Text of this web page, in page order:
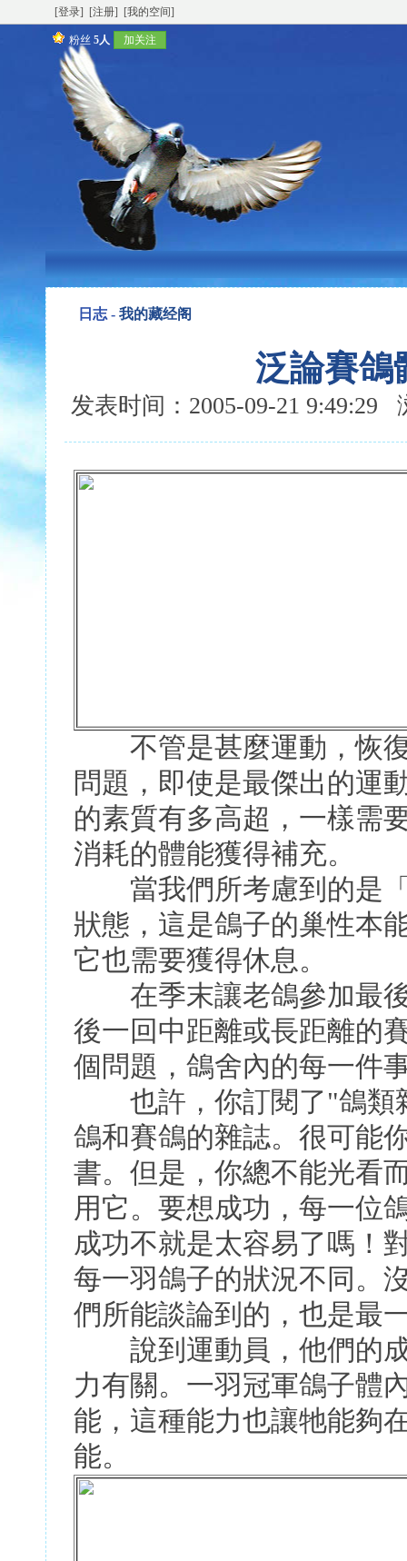
[登录] [注册] [我的空间]
粉丝 5人 加关注
日志 - 我的藏经阁
泛論賽鴿
发表时间：2005-09-21
不管是甚麼運動，恢復
問題，即使是最傑出的運
的素質有多高超，一樣需
消耗的體能獲得補充。
當我們所考慮到的是「
狀態，這是鴿子的巢性本
它也需要獲得休息。
在季末讓老鴿參加最後
後一回中距離或長距離的
個問題，鴿舍內的每一件
也許，你訂閱了"鴿類
鴿和賽鴿的雜誌。很可能
書。但是，你總不能光看
用它。要想成功，每一位
成功不就是太容易了嗎！
每一羽鴿子的狀況不同。
們所能談論到的，也是最
說到運動員，他們的成
力有關。一羽冠軍鴿子體
能，這種能力也讓牠能夠
能。